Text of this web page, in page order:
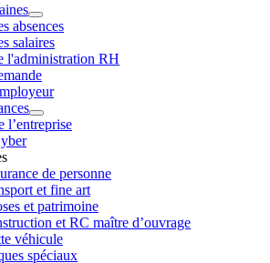
absences
salaires
l'administration RH
l’entreprise
de personne
et fine art
et patrimoine
et RC maître d’ouvrage
véhicule
spéciaux